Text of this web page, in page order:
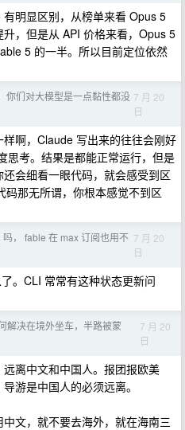
明显区别，从榜单来看 Opus 5
，但是从 API 价格来看，Opus 5
5 的一半。所以目前定位依然
你们对大模型是一点黏性都没 7 月 20
日
啊，Claude 写出来的往往会刚好
思考。结果是都能正常运行，但是
会细看一眼代码，就会感受到区
那无所谓，你根本感觉不到区
吗， fable 在 max 订阅也用不 7 月 20
日
。CLI 常常有这种状态更新问
解决在境外坐车，半路被蒙
7 月 20
日
离中文和中国人。报团报欧美
游是中国人的必须远离。
文，就不要去海外，就在海南三